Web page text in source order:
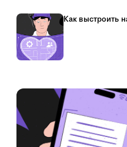
Как выстроить